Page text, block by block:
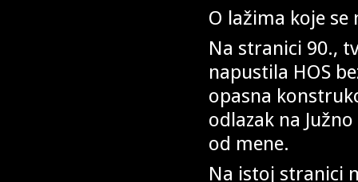
O lažima koje
Na stranici 90.,
napustila HOS
opasna
odlazak na
od mene.
Na istoj stranici